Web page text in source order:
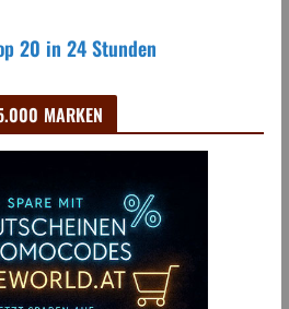
20 in 24 Stunden
MARKEN